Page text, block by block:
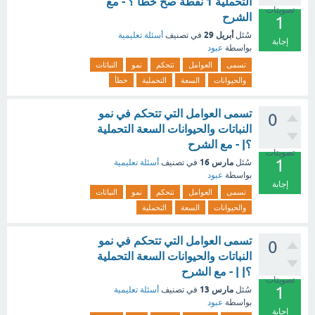
تصويتات
1
إجابة
الشرح
سُئل أبريل 29 في تصنيف أسئلة تعليمية
بواسطة عبود
تسمى العوامل تتحكم نمو
النباتات
والحيوانات
السعة التحملية خطأ
0
تصويتات
1
إجابة
تسمى العوامل التي تتحكم في نمو
النباتات والحيوانات السعة التحملية
؟| - مع الشرح
سُئل مارس 16 في تصنيف أسئلة تعليمية
بواسطة عبود
تسمى العوامل تتحكم نمو
النباتات
والحيوانات
السعة التحملية
0
تصويتات
1
إجابة
تسمى العوامل التي تتحكم في نمو
النباتات والحيوانات السعة التحملية
؟| | - مع الشرح
سُئل مارس 13 في تصنيف أسئلة تعليمية
بواسطة عبود